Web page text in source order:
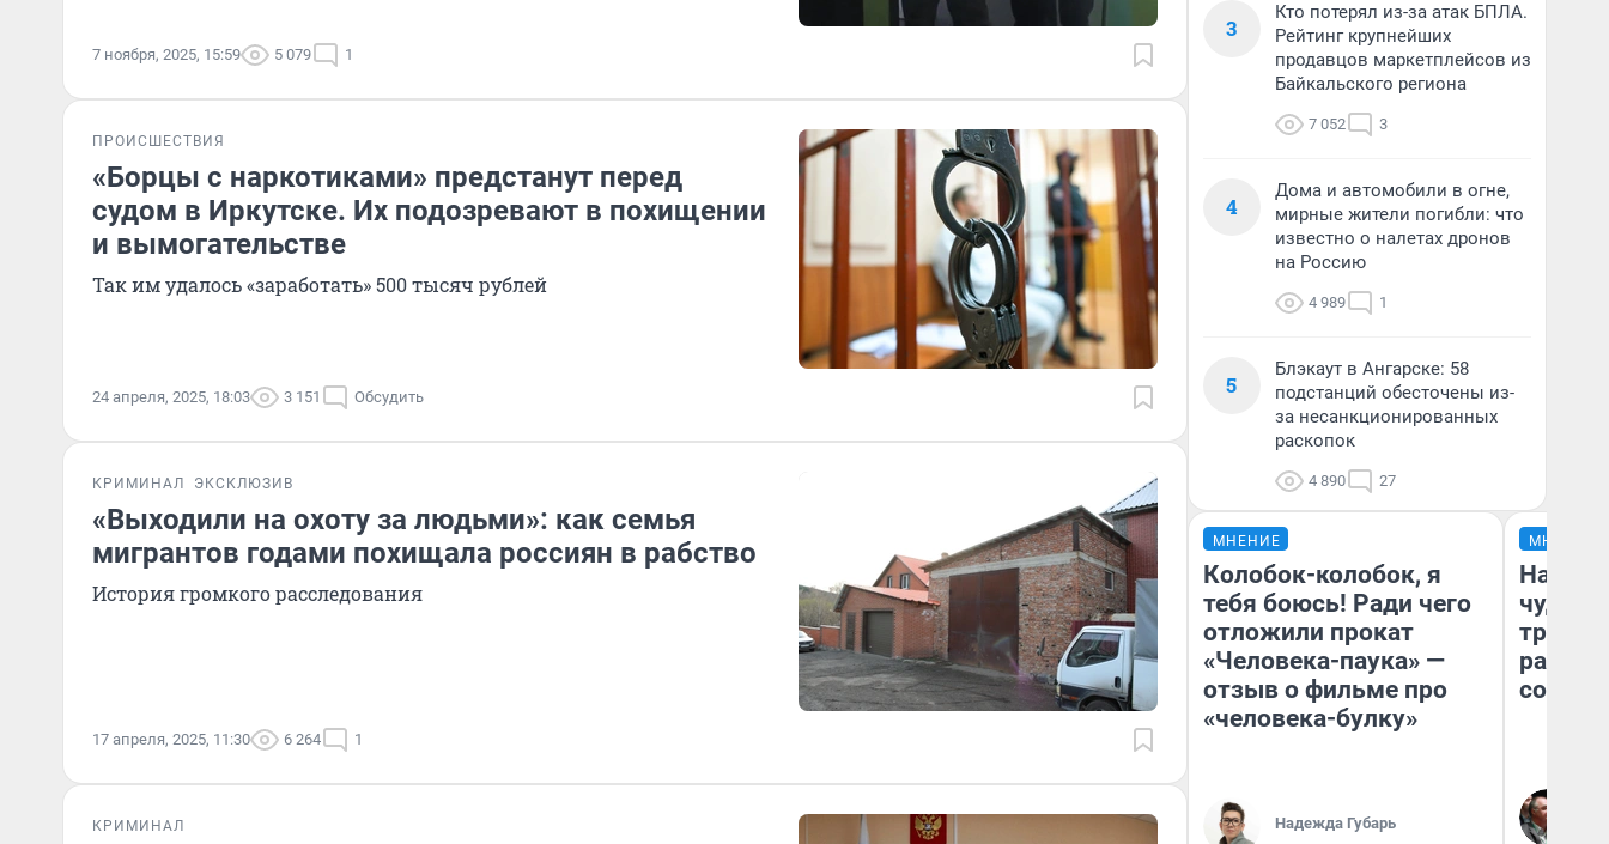
7 ноября, 2025, 15:59 5 079 1
ПРОИСШЕСТВИЯ
«Борцы с наркотиками» предстанут перед
судом в Иркутске. Их подозревают в похищении
и вымогательстве
Так им удалось «заработать» 500 тысяч рублей
24 апреля, 2025, 18:03 3 151 Обсудить
КРИМИНАЛ ЭКСКЛЮЗИВ
«Выходили на охоту за людьми»: как семья
мигрантов годами похищала россиян в рабство
История громкого расследования
17 апреля, 2025, 11:30 6 264 1
КРИМИНАЛ
3
Кто потерял из-за атак БПЛА.
Рейтинг крупнейших
продавцов маркетплейсов из
Байкальского региона
7 052 3
4
Дома и автомобили в огне,
мирные жители погибли: что
известно о налетах дронов
на Россию
4 989 1
5
Блэкаут в Ангарске: 58
подстанций обесточены из-
за несанкционированных
раскопок
4 890 27
МНЕНИЕ
Колобок-колобок, я
тебя боюсь! Ради чего
отложили прокат
«Человека-паука» —
отзыв о фильме про
«человека-булку»
Надежда Губарь
МНЕНИЕ
чудом